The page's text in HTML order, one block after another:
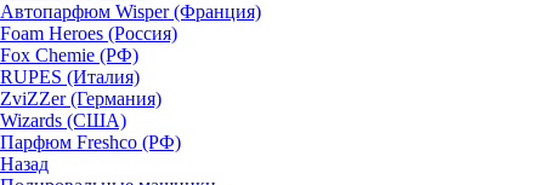
Автопарфюм Wisper (Франция)
Foam Heroes (Россия)
Fox Chemie (РФ)
RUPES (Италия)
ZviZZer (Германия)
Wizards (США)
Парфюм Freshco (РФ)
Назад